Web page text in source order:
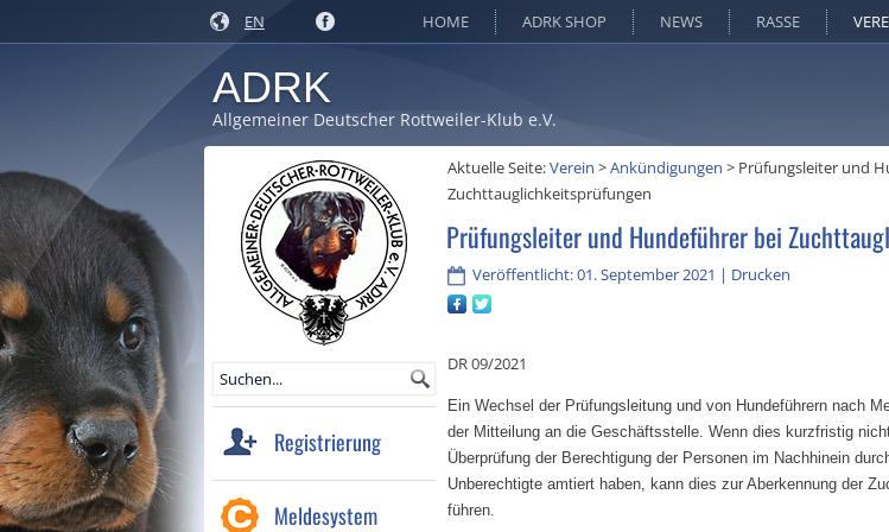
EN HOME ADRK SHOP NEWS RASSE
ADRK
Allgemeiner Deutscher Rottweiler-Klub e.V.
Registrierung
Meldesystem
Aktuelle Seite:Verein >Ankündigungen > Prüfungsleiter und
Zuchttauglichkeitsprüfungen
Prüfungsleiter und Hundeführer bei
Veröffentlicht: 01. September 2021 | Drucken
DR 09/2021
Ein Wechsel der Prüfungsleitung und von Hundeführern nach
der Mitteilung an die Geschäftsstelle. Wenn dies kurzfristig
Überprüfung der Berechtigung der Personen im Nachhinein
Unberechtigte amtiert haben, kann dies zur Aberkennung der
führen.